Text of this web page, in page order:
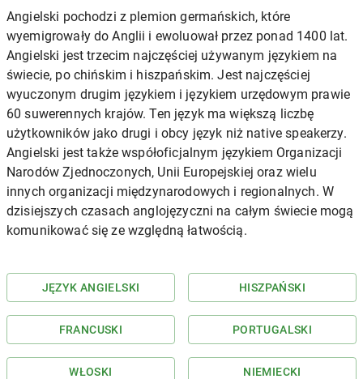
Angielski pochodzi z plemion germańskich, które
wyemigrowały do Anglii i ewoluował przez ponad 1400 lat.
Angielski jest trzecim najczęściej używanym językiem na
świecie, po chińskim i hiszpańskim. Jest najczęściej
wyuczonym drugim językiem i językiem urzędowym prawie
60 suwerennych krajów. Ten język ma większą liczbę
użytkowników jako drugi i obcy język niż native speakerzy.
Angielski jest także współoficjalnym językiem Organizacji
Narodów Zjednoczonych, Unii Europejskiej oraz wielu
innych organizacji międzynarodowych i regionalnych. W
dzisiejszych czasach anglojęzyczni na całym świecie mogą
komunikować się ze względną łatwością.
JĘZYK ANGIELSKI HISZPAŃSKI
FRANCUSKI PORTUGALSKI
WŁOSKI NIEMIECKI